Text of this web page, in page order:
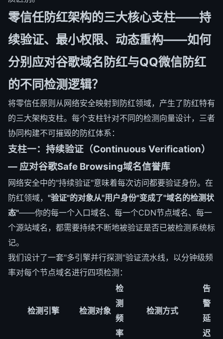
零信任防红架构的三大核心支柱——持
续验证、最小权限、动态重构——如何
分别应对谷歌域名防红与QQ微信防红
的不同检测逻辑？
将零信任原则从网络安全映射到防红领域，产生了防红特有
的三大架构支柱。每个支柱针对不同的检测向量设计，三者
协同构建不可摧毁的防红体系：
支柱一：持续验证（Continuous Verification）
— 应对谷歌Safe Browsing域名信誉库
网络安全中的"持续验证"意味着每次访问都要验证身份。在
防红领域， "验证"的对象从"用户身份"变成了"域名的检测状
态"——你的每一个入口域名、每一个CDN节点域名、每一
个源站域名，都需要持续不断地被验证是否已被检测系统标
记。
我们设计了一套"多引擎并行探测"验证流水线，以分钟级频
率对每个节点域名进行四项检测：
检测引擎 检测对象
检
测
频
率
检测方式
告
警
延
迟